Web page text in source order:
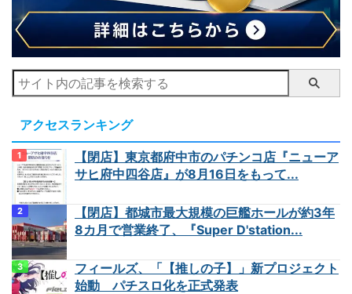
アクセスランキング
【閉店】東京都府中市のパチンコ店『ニューア
サヒ府中四谷店』が8月16日をもって...
【閉店】都城市最大規模の巨艦ホールが約3年
8カ月で営業終了、『Super D'station...
フィールズ、「【推しの子】」新プロジェクト
始動 パチスロ化を正式発表